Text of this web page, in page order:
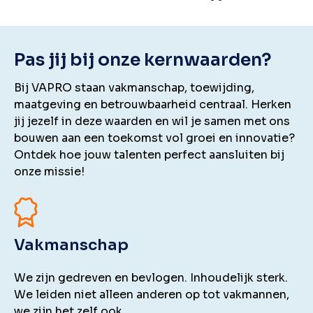
Pas jij bij onze kernwaarden?
Bij VAPRO staan vakmanschap, toewijding,
maatgeving en betrouwbaarheid centraal. Herken
jij jezelf in deze waarden en wil je samen met ons
bouwen aan een toekomst vol groei en innovatie?
Ontdek hoe jouw talenten perfect aansluiten bij
onze missie!
Vakmanschap
We zijn gedreven en bevlogen. Inhoudelijk sterk.
We leiden niet alleen anderen op tot vakmannen,